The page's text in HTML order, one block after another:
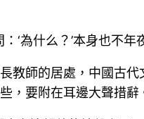
‘為什么？’本身也不
教師的居處，中國古
，要附在耳邊大聲措辭